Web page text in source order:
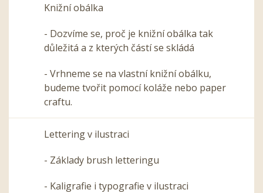
Knižní obálka
- Dozvíme se, proč je knižní obálka tak
důležitá a z kterých částí se skládá
- Vrhneme se na vlastní knižní obálku,
budeme tvořit pomocí koláže nebo paper
craftu.
Lettering v ilustraci
- Základy brush letteringu
- Kaligrafie i typografie v ilustraci